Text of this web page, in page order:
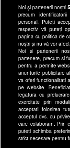
Noi și partenerii noștri
precum
personal. Puteți
respectiv vă puteți
pagina cu politica de
noștri și nu vă vor
Noi si partenerii
partenere, precum si
pentru a permite
anunturile publicitare
va oferi functionalitati
pe website.
legatura cu
exercitate prin
acceptati folosirea
acceptul dvs. cu
care colaboram. Prin
puteti schimba
strict necesare pentru